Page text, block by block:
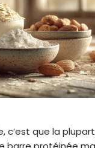
c’est que la